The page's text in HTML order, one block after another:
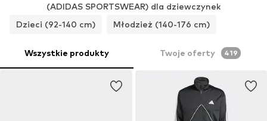
(ADIDAS SPORTSWEAR) dla dziewczynek
Dzieci (92-140 cm)
Młodzież (140-176 cm)
Wszystkie produkty Twoje oferty 419